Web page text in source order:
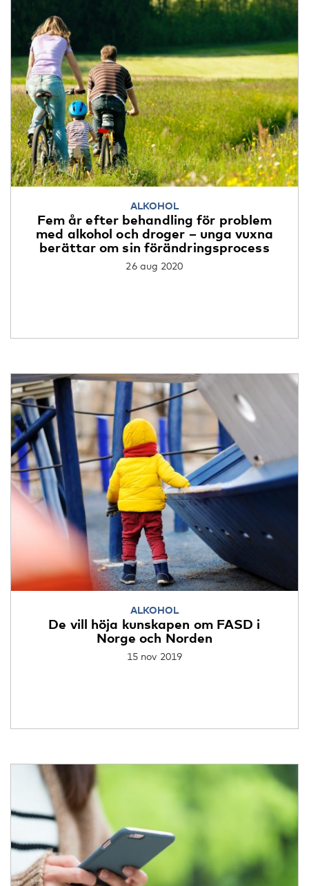
ALKOHOL
Fem år efter behandling för problem
med alkohol och droger – unga vuxna
berättar om sin förändringsprocess
26 aug 2020
ALKOHOL
De vill höja kunskapen om FASD i
Norge och Norden
15 nov 2019